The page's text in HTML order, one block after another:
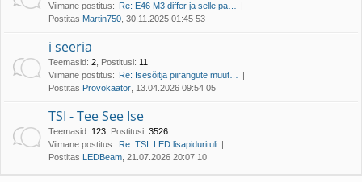
Viimane postitus: Re: E46 M3 differ ja selle pa…
Postitas Martin750 , 30.11.2025 01:45 53
i seeria
Teemasid: 2 Postitusi: 11
Viimane postitus: Re: Isesõitja piirangute muut…
Postitas Provokaator , 13.04.2026 09:54 05
TSI - Tee See Ise
Teemasid: 123 Postitusi: 3526
Viimane postitus: Re: TSI: LED lisapidurituli
Postitas LEDBeam , 21.07.2026 20:07 10